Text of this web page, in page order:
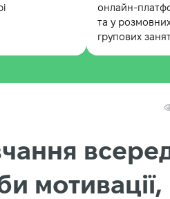
онлайн-
та у
групових
мотивації,